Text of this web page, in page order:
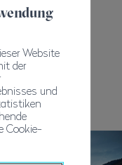
Website
der
und
Cookie-